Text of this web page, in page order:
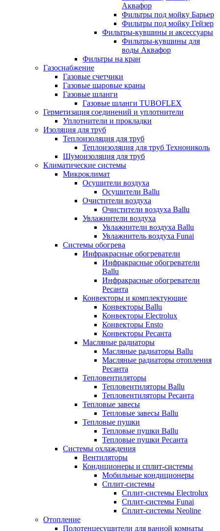
Аквафор
Фильтры под мойку Барьер
Фильтры под мойку Гейзер
Фильтры-кувшины и аксессуары
Фильтры-кувшины для
воды Аквафор
Фильтры на кран
Газоснабжение
Газовые счетчики
Газовые шаровые краны
Газовые шланги
Газовые шланги TUBOFLEX
Герметизация соединений и уплотнители
Уплотнители и прокладки
Изоляция для труб
Теплоизоляция для труб
Теплоизоляция для труб Технониколь
Шумоизоляция для труб
Климатические системы
Микроклимат
Осушители воздуха
Осушители Ballu
Очистители воздуха
Очистители воздуха Ballu
Увлажнители воздуха
Увлажнители воздуха Ballu
Увлажнитель воздуха Funai
Системы обогрева
Инфракрасные обогреватели
Инфракрасные обогреватели
Ballu
Инфракрасные обогреватели
Ресанта
Конвекторы и комплектующие
Конвекторы Ballu
Конвекторы Electrolux
Конвекторы Ensto
Конвекторы Ресанта
Масляные радиаторы
Масляные радиаторы Ballu
Масляные радиаторы отопления
Ресанта
Тепловентиляторы
Тепловентиляторы Ballu
Тепловентиляторы Ресанта
Тепловые завесы
Тепловые завесы Ballu
Тепловые пушки
Тепловые пушки Ballu
Тепловые пушки Ресанта
Системы охлаждения
Вентиляторы
Кондиционеры и сплит-системы
Мобильные кондиционеры
Сплит-системы
Сплит-системы Electrolux
Сплит-системы Funai
Сплит-системы Neoline
Отопление
Полотенцесушители для ванной комнаты